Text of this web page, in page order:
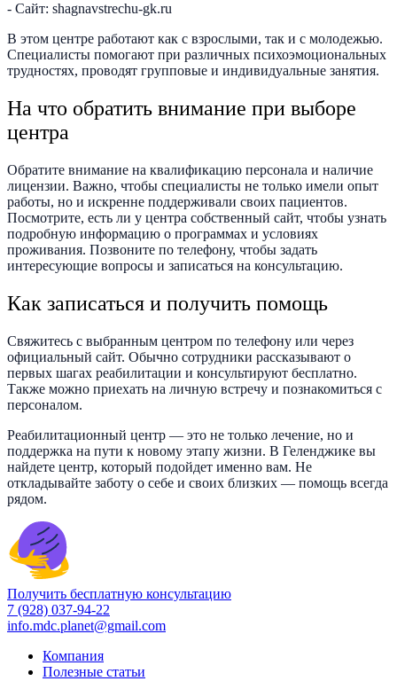
- Сайт: shagnavstrechu-gk.ru
В этом центре работают как с взрослыми, так и с молодежью.
Специалисты помогают при различных психоэмоциональных
трудностях, проводят групповые и индивидуальные занятия.
На что обратить внимание при выборе
центра
Обратите внимание на квалификацию персонала и наличие
лицензии. Важно, чтобы специалисты не только имели опыт
работы, но и искренне поддерживали своих пациентов.
Посмотрите, есть ли у центра собственный сайт, чтобы узнать
подробную информацию о программах и условиях
проживания. Позвоните по телефону, чтобы задать
интересующие вопросы и записаться на консультацию.
Как записаться и получить помощь
Свяжитесь с выбранным центром по телефону или через
официальный сайт. Обычно сотрудники рассказывают о
первых шагах реабилитации и консультируют бесплатно.
Также можно приехать на личную встречу и познакомиться с
персоналом.
Реабилитационный центр — это не только лечение, но и
поддержка на пути к новому этапу жизни. В Геленджике вы
найдете центр, который подойдет именно вам. Не
откладывайте заботу о себе и своих близких — помощь всегда
рядом.
Получить бесплатную консультацию
7 (928) 037-94-22
info.mdc.planet@gmail.com
Компания
Полезные статьи